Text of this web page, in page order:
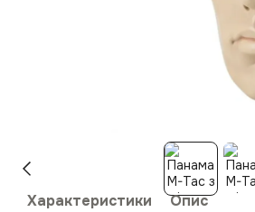
Характеристики
Опис